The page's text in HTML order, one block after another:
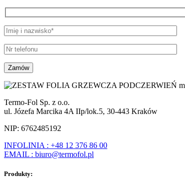
Termo-Fol Sp. z o.o.
ul. Józefa Marcika 4A IIp/lok.5, 30-443 Kraków
NIP: 6762485192
INFOLINIA : +48 12 376 86 00
EMAIL : biuro@termofol.pl
Produkty: